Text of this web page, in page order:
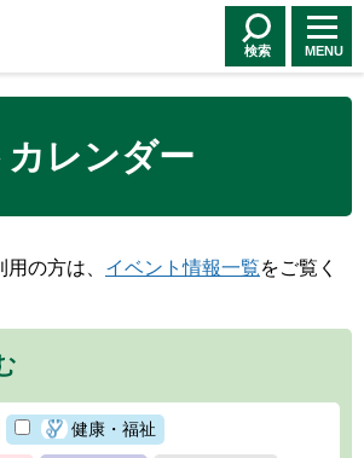
検索 MENU
レンダー
の方は、 イベント情報一覧をご覧く
健康・福祉